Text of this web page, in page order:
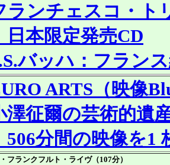
ランチェスコ・ト
本限定発売CD
バッハ：フラン
ARTS（映像
澤征爾の芸術的遺
分間の映像を1
フランクフルト・ライヴ（107分）